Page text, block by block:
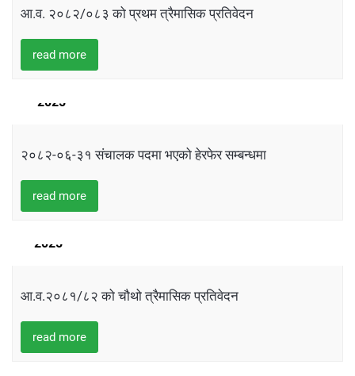
आ.व. २०८२/०८३ को प्रथम त्रैमासिक प्रतिवेदन
read more
17
2025
२०८२-०६-३१ संचालक पदमा भएको हेरफेर सम्बन्धमा
read more
15
2025
आ.व.२०८१/८२ को चौथो त्रैमासिक प्रतिवेदन
read more
14